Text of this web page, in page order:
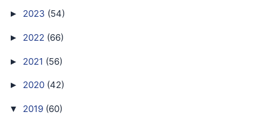
► 2023 (54)
► 2022 (66)
► 2021 (56)
► 2020 (42)
▼ 2019 (60)